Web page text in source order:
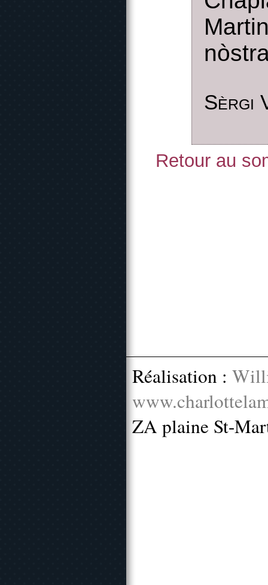
Sèrgi
Retour au
Réalisation :
ZA plaine St-